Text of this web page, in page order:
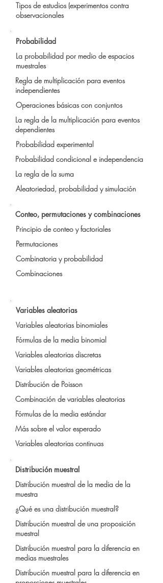
Tipos de estudios (experimentos contra
observacionales
Probabilidad
La probabilidad por medio de espacios
muestrales
Regla de multiplicación para eventos
independientes
Operaciones básicas con conjuntos
La regla de la multiplicación para eventos
dependientes
Probabilidad experimental
Probabilidad condicional e independencia
La regla de la suma
Aleatoriedad, probabilidad y simulación
Conteo, permutaciones y combinaciones
Principio de conteo y factoriales
Permutaciones
Combinatoria y probabilidad
Combinaciones
Variables aleatorias
Variables aleatorias binomiales
Fórmulas de la media binomial
Variables aleatorias discretas
Variables aleatorias geométricas
Distribución de Poisson
Combinación de variables aleatorias
Fórmulas de la media estándar
Más sobre el valor esperado
Variables aleatorias continuas
Distribución muestral
Distribución muestral de la media de la
muestra
¿Qué es una distribución muestral?
Distribución muestral de una proposición
muestral
Distribución muestral para la diferencia en
medias muestrales
Distribución muestral para la diferencia en